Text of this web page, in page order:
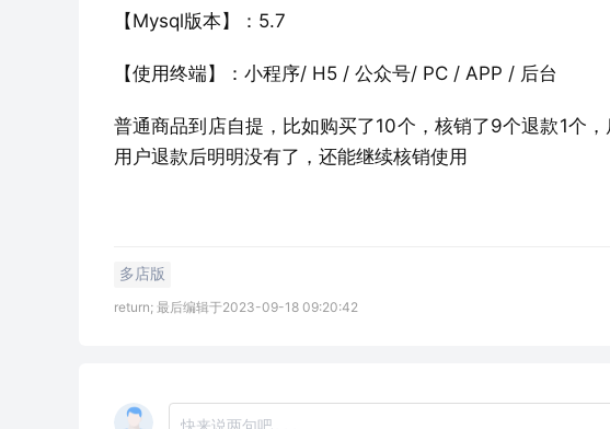
【Mysql版本】：5.7
【使用终端】：小程序/ H5 / 公众号/ PC / APP / 后台
普通商品到店自提，比如购买了10个，核销了9个退款1个
用户退款后明明没有了，还能继续核销使用
多店版
return; 最后编辑于2023-09-18 09:20:42